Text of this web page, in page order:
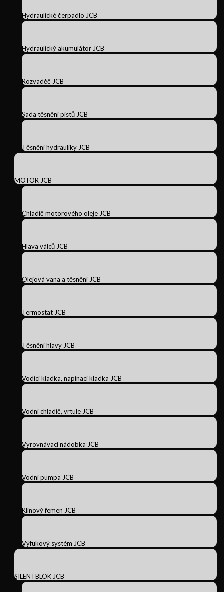
Hydraulické čerpadlo JCB
Hydraulický akumulátor JCB
Rozvaděč JCB
Sada těsnění pístů JCB
Těsnění hydrauliky JCB
MOTOR JCB
Chladič motorového oleje JCB
Hlava válců JCB
Olejová vana a těsnění JCB
Termostat JCB
Těsnění hlavy JCB
Vodicí kladka, napínací kladka JCB
Vodní chladič, vrtule JCB
Vyrovnávací nádobka JCB
Vodní pumpa JCB
Klínový řemen JCB
Výfukový systém JCB
SILENTBLOK JCB